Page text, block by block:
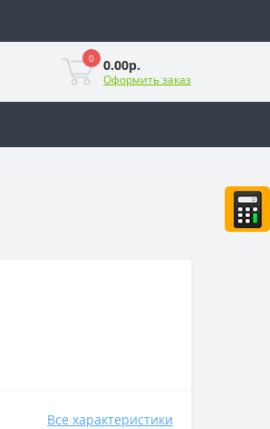
0 0.00р.
Оформить заказ
Все характеристики